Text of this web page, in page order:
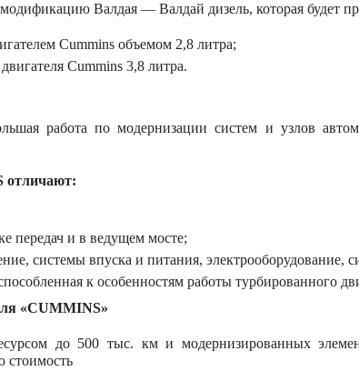
Валдая — Валдай дизель, которая будет
Cummins объемом 2,8 литра;
Cummins 3,8 литра.
работа по модернизации систем и узлов
отличают:
передач и в ведущем мосте;
системы впуска и питания, электрооборудование,
к особенностям работы турбированного
«CUMMINS»
до 500 тыс. км и модернизированных
стоимость